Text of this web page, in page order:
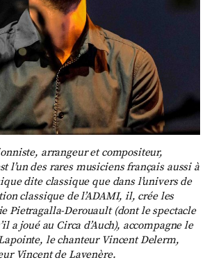
arrangeur et compositeur,
l’un des rares musiciens français aussi à
dite classique que dans l’univers de
classique de l’ADAMI, il, crée les
Pietragalla-Derouault (dont le spectacle
a joué au Circa d’Auch), accompagne le
le chanteur Vincent Delerm,
Vincent de Lavenère.